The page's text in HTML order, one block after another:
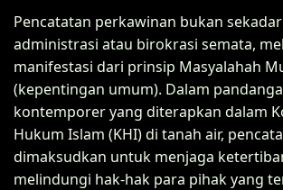
Pencatatan perkawinan bukan
administrasi atau birokrasi semata,
manifestasi dari prinsip Masyalahah
(kepentingan umum). Dalam
kontemporer yang diterapkan dalam
Hukum Islam (KHI) di tanah air,
dimaksudkan untuk menjaga
melindungi hak-hak para pihak yang